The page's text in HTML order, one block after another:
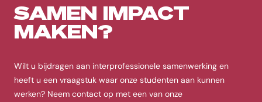
SAMEN IMPACT
MAKEN?
Wilt u bijdragen aan interprofessionele samenwerking en
heeft u een vraagstuk waar onze studenten aan kunnen
werken? Neem contact op met een van onze